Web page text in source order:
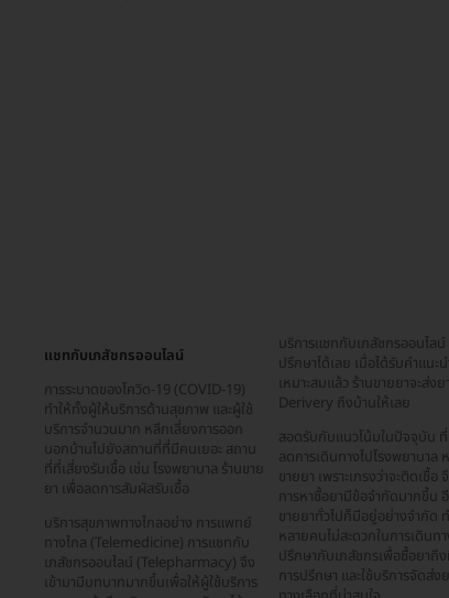
แชทกับเภสัชกรออนไลน์
การระบาดของโควิด-19 (COVID-19)
ทำให้ทั้งผู้ให้บริการด้านสุขภาพ และผู้ใช้
บริการจำนวนมาก หลีกเลี่ยงการออก
นอกบ้านไปยังสถานที่ที่มีคนเยอะ สถาน
ที่ที่เสี่ยงรับเชื้อ เช่น โรงพยาบาล ร้านขาย
ยา เพื่อลดการสัมผัสรับเชื้อ
บริการสุขภาพทางไกลอย่าง การแพทย์
ทางไกล (Telemedicine) การแชทกับ
เภสัชกรออนไลน์ (Telepharmacy) จึง
เข้ามามีบทบาทมากขึ้นเพื่อให้ผู้ใช้บริการ
บริการแชทกับเภสัชกรออนไลน์
ปรึกษาได้เลย เมื่อได้รับคำแนะ
เหมาะสมแล้ว ร้านขายยาจะส่ง
Derivery ถึงบ้านให้เลย
สอดรับกับแนวโน้มในปัจจุบัน
ลดการเดินทางไปโรงพยาบาล
ขายยา เพราะเกรงว่าจะติดเชื้อ
การหาซื้อยามีข้อจำกัดมากขึ้น
ขายยาทั่วไปก็มีอยู่อย่างจำกัด ท
หลายคนไม่สะดวกในการเดินทา
ปรึกษากับเภสัชกรเพื่อซื้อยาถึง
การปรึกษา และใช้บริการจัดส่ง